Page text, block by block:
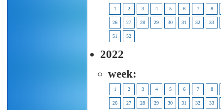
1 2 3 4 5 6 7 8
26 27 28 29 30 31 32 33
51 52
2022
week:
1 2 3 4 5 6 7 8
26 27 28 29 30 31 32 33